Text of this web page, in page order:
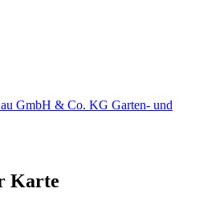
GmbH & Co. KG Garten- und
Karte